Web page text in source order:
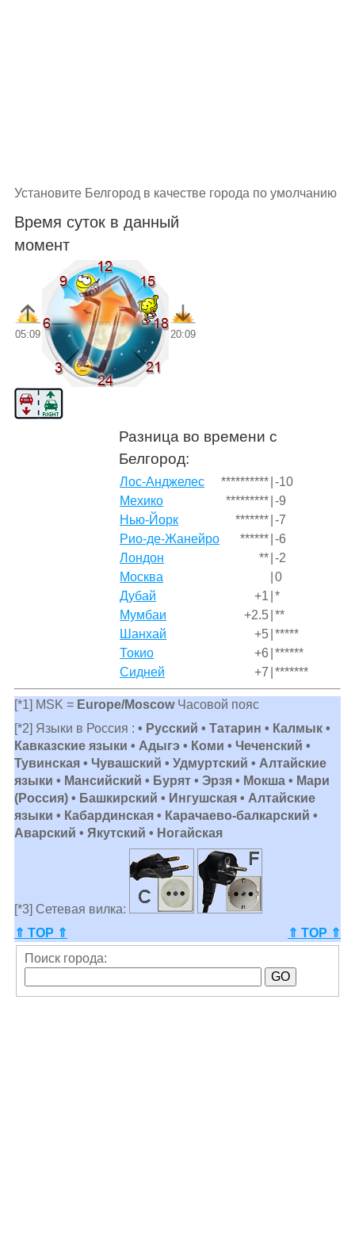
Установите Белгород в качестве города по умолчанию
Время суток в данный
момент
05:09 20:09
Разница во времени с
Белгород:
Лос-Анджелес ********** -10
Мехико
********* -9
Нью-Йорк
******* -7
Рио-де-Жанейро
****** -6
Лондон
** -2
Москва
0
Дубай
+1 *
Мумбаи
+2.5 **
Шанхай
+5 *****
Токио
+6 ******
Сидней
+7 *******
[*1] MSK = Europe/MoscowЧасовой пояс
[*2] Языки в Россия : • Русский • Татарин • Калмык •
Кавказские языки • Адыгэ • Коми • Чеченский •
Тувинская • Чувашский • Удмуртский • Алтайские
языки • Мансийский • Бурят • Эрзя • Мокша • Мари
(Россия) • Башкирский • Ингушская • Алтайские
языки • Кабардинская • Карачаево-балкарский •
Аварский • Якутский • Ногайская
[*3] Сетевая вилка:
⇑ TOP ⇑
⇑ TOP ⇑
Поиск города: